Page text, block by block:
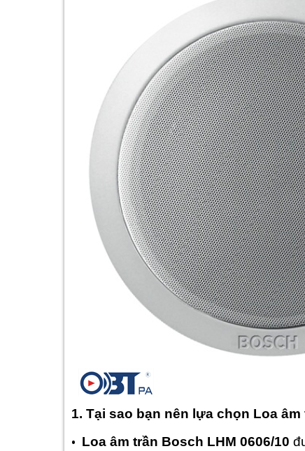
1. Tại sao bạn nên lựa chọn Loa
• Loa âm trần Bosch LHM 0606/10